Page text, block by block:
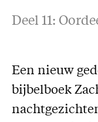
Facebook
Abonnementen
Proefnummer
Deel 11:
Een nieuw
bijbelboek